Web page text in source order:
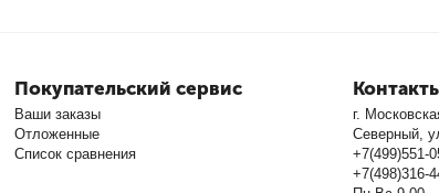
Покупательский сервис
Ваши заказы
Отложенные
Список сравнения
г.
Северный,
+7(499)551-
+7(498)316-